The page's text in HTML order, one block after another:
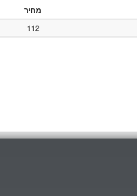
מחיר
112